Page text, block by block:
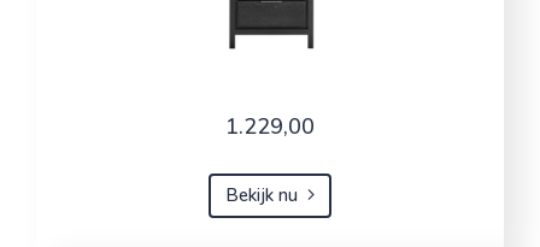
1.229,00
Bekijk nu